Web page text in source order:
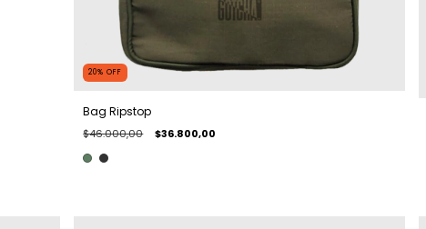
20%OFF
Bag Ripstop
$46.000,00 $36.800,00